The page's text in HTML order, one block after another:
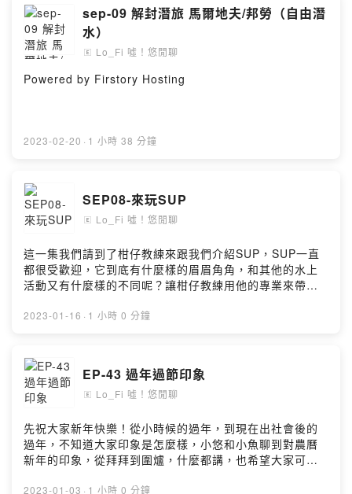
https://open.firstory.me/user/ckvj17m3o0oq10986db9
0pi87留言告訴我你對這一集的想法：
https://open.firstory.me/user/ckvj17m3o0oq10986db9
0pi87/commentsFish/悠Powered by Firstory Hosting
談話性節目節目組成成分優雅奔放熱情活力的瑜伽老師幽
默悠閒憂鬱悠哉的潛水教練談談上課狀況講講八卦分享趣
事，帶入話題什麼都想分享，討論休閒相關時事生活日
常，幽默閒聊，感性談話節目。目前每週一更新來聽我們
悠閒聊，一掃週一的布魯吧！咦？布魯是誰？
FBhttps://www.facebook.com/lo.fish.yotalkIGhttps://w
#apple #潛水 #自由潛水 #diveing #freediving #瑜珈
助支持本節目：
https://open.firstory.me/user/ckvj17m3o0oq10986db9
0pi87留言告訴我你對這一集的想法：
https://open.firstory.me/user/ckvj17m3o0oq10986db9
0pi87/commentsFish/悠Powered by Firstory Hosting
sep-09 解封潛旅 馬爾地夫/邦勞（自由潛
水）
🄴 Lo_Fi 噓！悠閒聊
Powered by Firstory Hosting
2023-02-20 · 1 小時 38 分鐘
SEP08-來玩SUP
🄴 Lo_Fi 噓！悠閒聊
這一集我們請到了柑仔教練來跟我們介紹SUP，SUP一直
都很受歡迎，它到底有什麼樣的眉眉角角，和其他的水上
活動又有什麼樣的不同呢？讓柑仔教練用他的專業來帶領
成分優雅奔放熱情活力的瑜伽老師幽默悠閒憂鬱悠哉的潛
話節目。目前每週一更新來聽我們悠閒聊，一掃週一的布
魯吧！咦？布魯是誰？
FBhttps://www.facebook.com/lo.fish.yotalkIGhttps://w
聊 #firstory_lab #podcast #firstory #kkbox #mb3
#apple #潛水 #自由潛水 #diveing #freediving #瑜珈
#yoga #舞蹈 #dance #旅遊 #travel #beer #酒精
小額贊助支持本節目：
2023-01-16 · 1 小時 0 分鐘
EP-43 過年過節印象
🄴 Lo_Fi 噓！悠閒聊
先祝大家新年快樂！從小時候的過年，到現在出社會後的
過年，不知道大家印象是怎麼樣，小悠和小魚聊到對農曆
新年的印象，從拜拜到圍爐，什麼都講，也希望大家可以
組成成分優雅奔放熱情活力的瑜伽老師幽默悠閒憂鬱悠哉
2023-01-03 · 1 小時 0 分鐘